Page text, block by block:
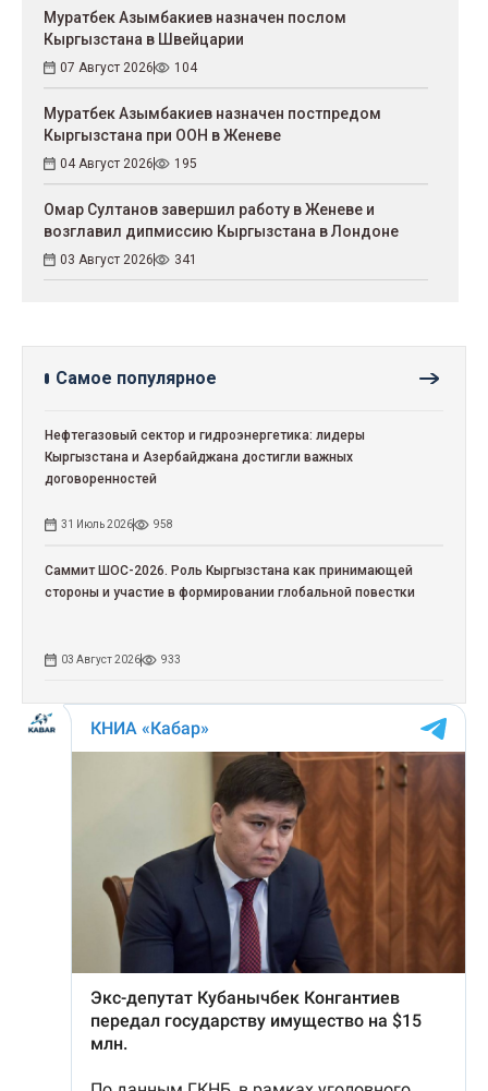
Муратбек Азымбакиев назначен послом
Кыргызстана в Швейцарии
07 Август 2026 104
Муратбек Азымбакиев назначен постпредом
Кыргызстана при ООН в Женеве
04 Август 2026 195
Омар Султанов завершил работу в Женеве и
возглавил дипмиссию Кыргызстана в Лондоне
03 Август 2026 341
Самое популярное
Нефтегазовый сектор и гидроэнергетика: лидеры
Кыргызстана и Азербайджана достигли важных
договоренностей
31 Июль 2026 958
Саммит ШОС-2026. Роль Кыргызстана как принимающей
стороны и участие в формировании глобальной повестки
03 Август 2026 933